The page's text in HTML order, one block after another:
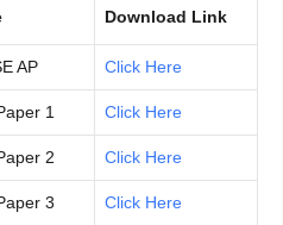
Download Link
AP Click Here
1 Click Here
2 Click Here
3 Click Here